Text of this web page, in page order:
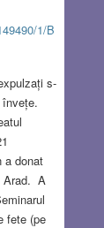
1/B
s-
a donat
Arad. A
fete (pe